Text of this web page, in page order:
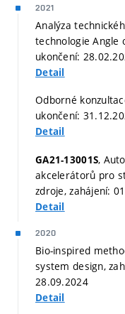
2021
Analýza
technologie Angle
ukončení:
Detail
Odborné
ukončení:
Detail
GA21-13001S,
akcelerátorů pro
zdroje, zahájení:
Detail
2020
Bio-inspired
system design,
28.09.2024
Detail